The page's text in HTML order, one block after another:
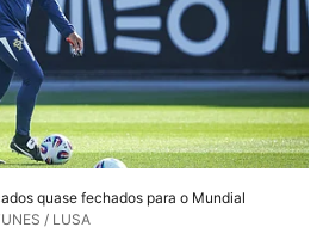
quase fechados para o Mundial
/ LUSA